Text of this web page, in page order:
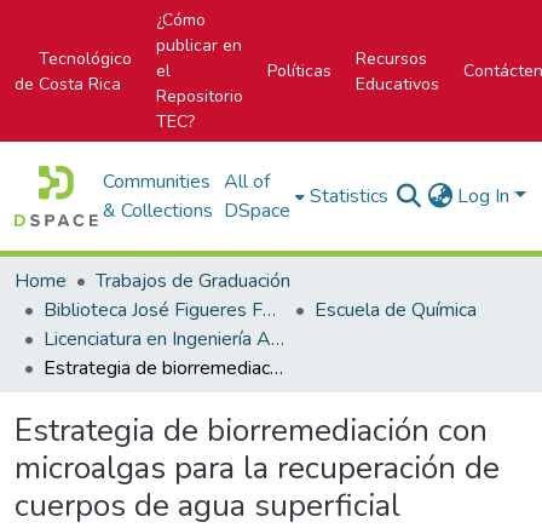
Tecnológico
de Costa Rica
¿Cómo
publicar en
el
Repositorio
TEC?
Políticas
Recursos
Educativos
Communities
& Collections
All of
DSpace
Statistics Log In
Home
Trabajos de Graduación
Biblioteca José Figueres Ferrer
Escuela de Química
Licenciatura en Ingeniería Ambiental
Estrategia de biorremediación con microalgas para la recuperación de cuerpos de agua superficial
Estrategia de biorremediación con
microalgas para la recuperación de
cuerpos de agua superficial